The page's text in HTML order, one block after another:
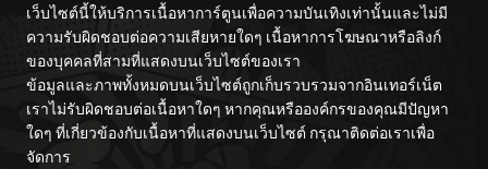
เว็บไซต์นี้ให้บริการเนื้อหาการ์ตูนเพื่อความบันเทิงเท่านั้นและไม่มี
ความรับผิดชอบต่อความเสียหายใดๆ เนื้อหาการโฆษณาหรือลิงก์
ของบุคคลที่สามที่แสดงบนเว็บไซต์ของเรา
ข้อมูลและภาพทั้งหมดบนเว็บไซต์ถูกเก็บรวบรวมจากอินเทอร์เน็ต
เราไม่รับผิดชอบต่อเนื้อหาใดๆ หากคุณหรือองค์กรของคุณมีปัญหา
ใดๆ ที่เกี่ยวข้องกับเนื้อหาที่แสดงบนเว็บไซต์ กรุณาติดต่อเราเพื่อ
จัดการ